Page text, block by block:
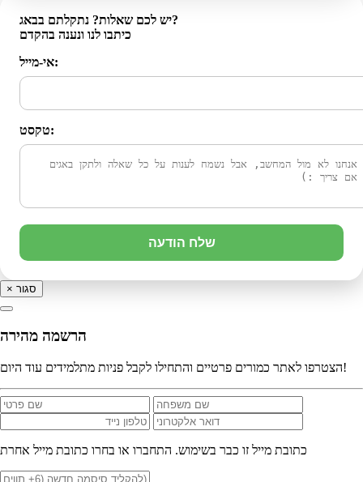
יש לכם שאלות? נתקלתם בבאג?
כיתבו לנו ונענה בהקדם
אי-מייל:
טקסט:
שלח הודעה
× סגור
הרשמה מהירה
הצטרפו לאתר כמורים פרטיים והתחילו לקבל פניות מתלמידים עוד היום!
כתובת מייל זו כבר בשימוש. התחברו או בחרו כתובת מייל אחרת